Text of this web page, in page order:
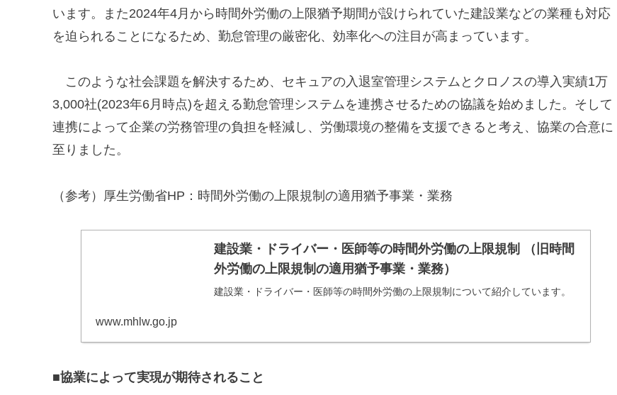
います。また2024年4月から時間外労働の上限猶予期間が設けられていた建設業などの業種も対応
を迫られることになるため、勤怠管理の厳密化、効率化への注目が高まっています。
このような社会課題を解決するため、セキュアの入退室管理システムとクロノスの導入実績1万
3,000社(2023年6月時点)を超える勤怠管理システムを連携させるための協議を始めました。そして
連携によって企業の労務管理の負担を軽減し、労働環境の整備を支援できると考え、協業の合意に
至りました。
（参考）厚生労働省HP：時間外労働の上限規制の適用猶予事業・業務
建設業・ドライバー・医師等の時間外労働の上限規制 （旧時間
外労働の上限規制の適用猶予事業・業務）
建設業・ドライバー・医師等の時間外労働の上限規制について紹介しています。
www.mhlw.go.jp
■協業によって実現が期待されること